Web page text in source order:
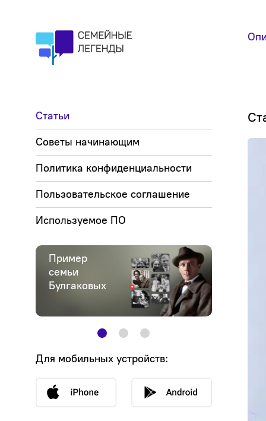
Статьи
Советы начинающим
Политика конфиденциальности
Пользовательское соглашение
Используемое ПО
Пример
семьи
Булгаковых
Для мобильных устройств: